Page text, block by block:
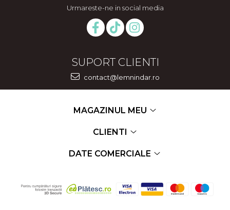
Urmareste-ne in social media
SUPORT CLIENTI
contact@lemnindar.ro
MAGAZINUL MEU
CLIENTI
DATE COMERCIALE